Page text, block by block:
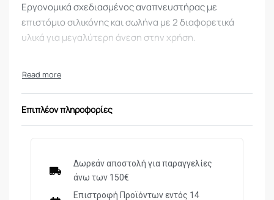
Εργονομικά σχεδιασμένος αναπνευστήρας με
επιστόμιο σιλικόνης και σωλήνα με 2 διαφορετικά
υλικά για μεγαλύτερη άνεση στην χρήση.
Επιπλέον πληροφορίες
Δωρεάν αποστολή για παραγγελίες
άνω των 150€
Επιστροφή Προϊόντων εντός 14